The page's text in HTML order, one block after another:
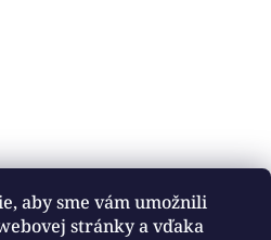
aby sme vám umožnili
stránky a vďaka